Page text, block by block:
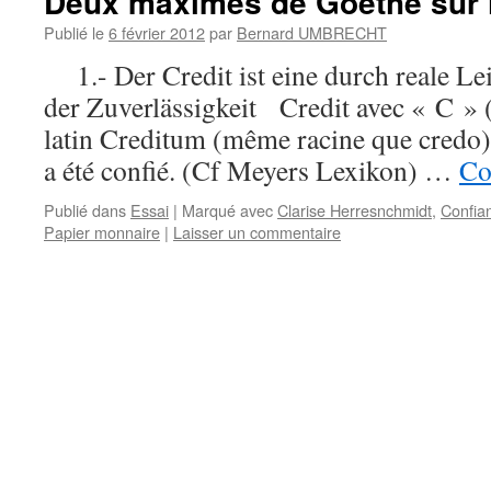
Publié le6 février 2012par Bernard UMBRECHT
1.- Der Credit ist eine durch reale
der Zuverlässigkeit Credit avec « C »
latin Creditum (même racine que
a été confié. (Cf Meyers Lexikon) …
Publié dans Essai | Marqué avecClarise Herresnchmidt,
Papier monnaire | Laisser un commentaire